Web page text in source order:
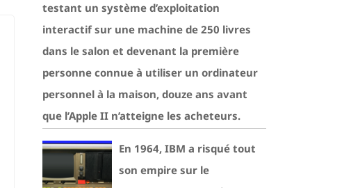
testant un système d’exploitation
interactif sur une machine de 250 livres
dans le salon et devenant la première
personne connue à utiliser un ordinateur
personnel à la maison, douze ans avant
que l’Apple II n’atteigne les acheteurs.
En 1964, IBM a risqué tout
son empire sur le